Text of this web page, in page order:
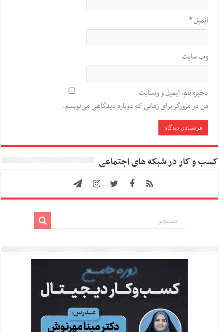
ایمیل*
وب‌ سایت
ذخیره نام، ایمیل و وبسایت
من در مرورگر برای زمانی که دوباره دیدگاهی می‌نویسم.
کسب و کار در شبکه های اجتماعی